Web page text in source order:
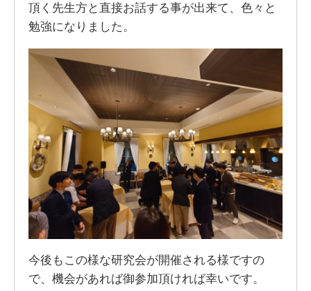
頂く先生方と直接お話する事が出来て、色々と
勉強になりました。
今後もこの様な研究会が開催される様ですの
で、機会があれば御参加頂ければ幸いです。